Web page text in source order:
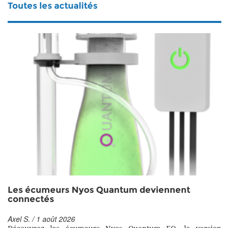
Toutes les actualités
Les écumeurs Nyos Quantum deviennent
connectés
Axel S. / 1 août 2026